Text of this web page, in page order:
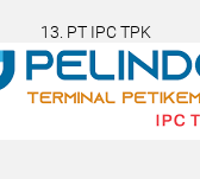
13. PT IPC TPK